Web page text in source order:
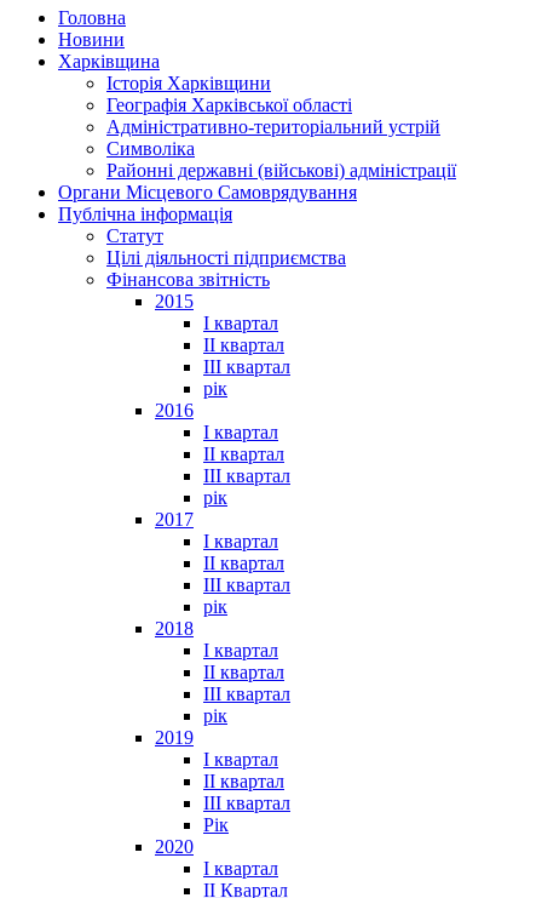
Головна
Новини
Харківщина
Історія Харківщини
Географія Харківської області
Адміністративно-територіальний устрій
Символіка
Районні державні (військові) адміністрації
Органи Місцевого Самоврядування
Публічна інформація
Статут
Цілі діяльності підприємства
Фінансова звітність
2015
I квартал
II квартал
III квартал
рік
2016
I квартал
II квартал
III квартал
рік
2017
I квартал
II квартал
III квартал
рік
2018
I квартал
II квартал
III квартал
рік
2019
I квартал
II квартал
III квартал
Рік
2020
I квартал
II Квартал